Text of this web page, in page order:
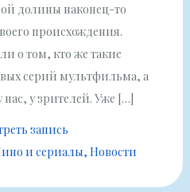
долины наконец-то
происхождения.
о том, кто же такие
серий мультфильма, а
нас, у зрителей. Уже […]
запись
и сериалы Новости